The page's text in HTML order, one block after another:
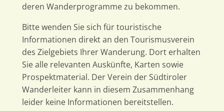
deren Wanderprogramme zu bekommen.
Bitte wenden Sie sich für touristische
Informationen direkt an den Tourismusverein
des Zielgebiets Ihrer Wanderung. Dort erhalten
Sie alle relevanten Auskünfte, Karten sowie
Prospektmaterial. Der Verein der Südtiroler
Wanderleiter kann in diesem Zusammenhang
leider keine Informationen bereitstellen.